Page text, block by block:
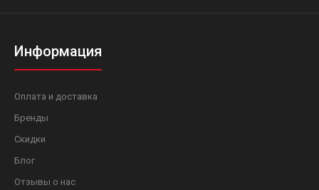
Информация
Оплата и доставка
Бренды
Скидки
Блог
Отзывы о нас